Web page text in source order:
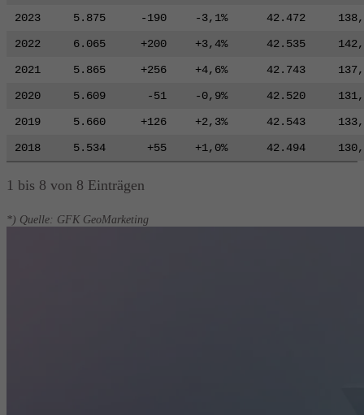
2023
5.875 -190 -3,1% 42.472
2022
6.065 +200 +3,4% 42.535
2021
5.865 +256 +4,6% 42.743
2020
5.609 -51 -0,9% 42.520
2019
5.660 +126 +2,3% 42.543
2018
5.534 +55 +1,0% 42.494
1 bis 8 von 8 Einträgen
*) Quelle: GFK GeoMarketing